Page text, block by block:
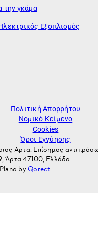
την γκάμα
Εξοπλισμός
Πολιτική Απορρήτου
Νομικό Κείμενο
Cookies
Όροι Εγγύησης
Αρτα. Επίσημος
Άρτα 47100, Ελλάδα
byQorect